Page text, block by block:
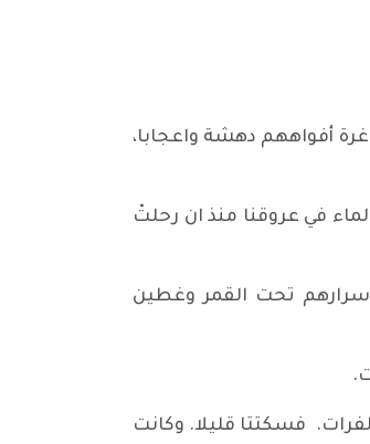
أفواههم دهشة واعجابا،
في عروقنا منذ ان رحلتْ
تحت القمر وغطين
فسكتتا قليلا. وكانت